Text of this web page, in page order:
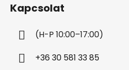
Kapcsolat
(H-P 10:00–17:00)
+36 30 581 33 85